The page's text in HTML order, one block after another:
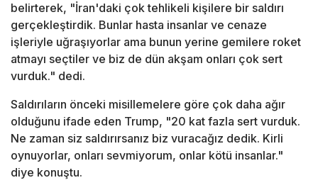
belirterek, "İran'daki çok tehlikeli kişilere bir saldırı
gerçekleştirdik. Bunlar hasta insanlar ve cenaze
işleriyle uğraşıyorlar ama bunun yerine gemilere roket
atmayı seçtiler ve biz de dün akşam onları çok sert
vurduk." dedi.
Saldırıların önceki misillemelere göre çok daha ağır
olduğunu ifade eden Trump, "20 kat fazla sert vurduk.
Ne zaman siz saldırırsanız biz vuracağız dedik. Kirli
oynuyorlar, onları sevmiyorum, onlar kötü insanlar."
diye konuştu.